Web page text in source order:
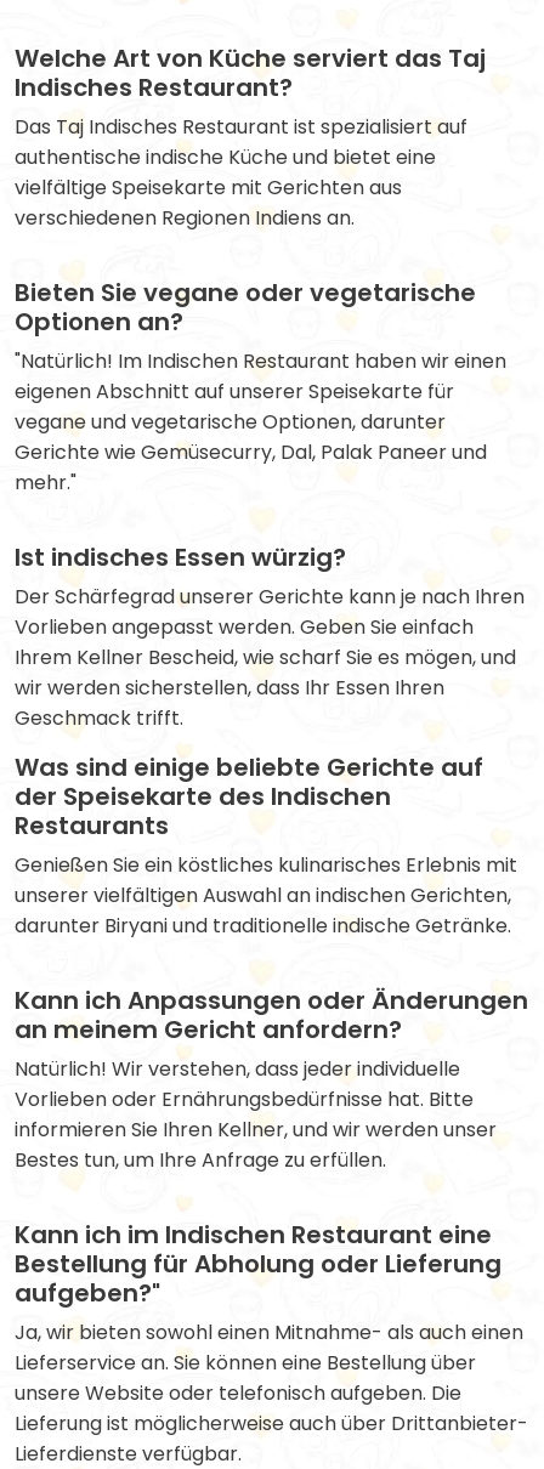
Welche Art von Küche serviert das Taj
Indisches Restaurant?
Das Taj Indisches Restaurant ist spezialisiert auf
authentische indische Küche und bietet eine
vielfältige Speisekarte mit Gerichten aus
verschiedenen Regionen Indiens an.
Bieten Sie vegane oder vegetarische
Optionen an?
"Natürlich! Im Indischen Restaurant haben wir einen
eigenen Abschnitt auf unserer Speisekarte für
vegane und vegetarische Optionen, darunter
Gerichte wie Gemüsecurry, Dal, Palak Paneer und
mehr."
Ist indisches Essen würzig?
Der Schärfegrad unserer Gerichte kann je nach Ihren
Vorlieben angepasst werden. Geben Sie einfach
Ihrem Kellner Bescheid, wie scharf Sie es mögen, und
wir werden sicherstellen, dass Ihr Essen Ihren
Geschmack trifft.
Was sind einige beliebte Gerichte auf
der Speisekarte des Indischen
Restaurants
Genießen Sie ein köstliches kulinarisches Erlebnis mit
unserer vielfältigen Auswahl an indischen Gerichten,
darunter Biryani und traditionelle indische Getränke.
Kann ich Anpassungen oder Änderungen
an meinem Gericht anfordern?
Natürlich! Wir verstehen, dass jeder individuelle
Vorlieben oder Ernährungsbedürfnisse hat. Bitte
informieren Sie Ihren Kellner, und wir werden unser
Bestes tun, um Ihre Anfrage zu erfüllen.
Kann ich im Indischen Restaurant eine
Bestellung für Abholung oder Lieferung
aufgeben?"
Ja, wir bieten sowohl einen Mitnahme- als auch einen
Lieferservice an. Sie können eine Bestellung über
unsere Website oder telefonisch aufgeben. Die
Lieferung ist möglicherweise auch über Drittanbieter-
Lieferdienste verfügbar.